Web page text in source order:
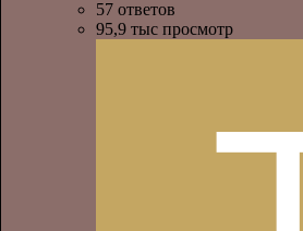
57 ответов
95,9 тыс просмотр